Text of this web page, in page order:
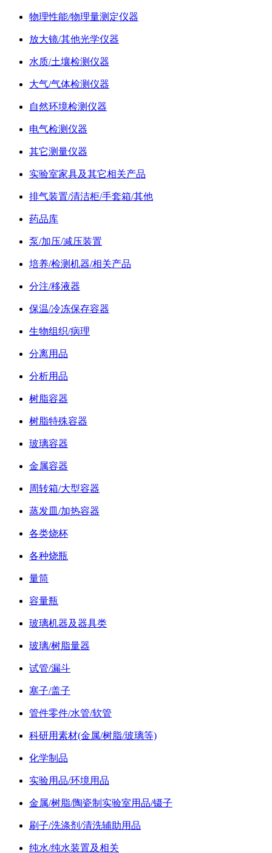
物理性能/物理量测定仪器
放大镜/其他光学仪器
水质/土壤检测仪器
大气/气体检测仪器
自然环境检测仪器
电气检测仪器
其它测量仪器
实验室家具及其它相关产品
排气装置/清洁柜/手套箱/其他
药品库
泵/加压/减压装置
培养/检测机器/相关产品
分注/移液器
保温/冷冻保存容器
生物组织/病理
分离用品
分析用品
树脂容器
树脂特殊容器
玻璃容器
金属容器
周转箱/大型容器
蒸发皿/加热容器
各类烧杯
各种烧瓶
量筒
容量瓶
玻璃机器及器具类
玻璃/树脂量器
试管/漏斗
塞子/盖子
管件零件/水管/软管
科研用素材(金属/树脂/玻璃等)
化学制品
实验用品/环境用品
金属/树脂/陶瓷制实验室用品/镊子
刷子/洗涤剂/清洗辅助用品
纯水/纯水装置及相关